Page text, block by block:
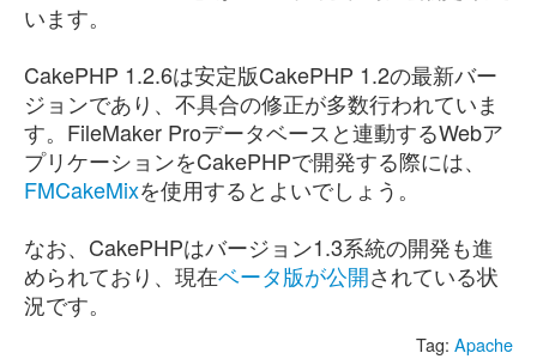
います。
CakePHP 1.2.6は安定版CakePHP 1.2の最新バー
ジョンであり、不具合の修正が多数行われていま
す。FileMaker Proデータベースと連動するWebア
プリケーションをCakePHPで開発する際には、
FMCakeMixを使用するとよいでしょう。
なお、CakePHPはバージョン1.3系統の開発も進
められており、現在ベータ版が公開されている状
況です。
Tag: Apache